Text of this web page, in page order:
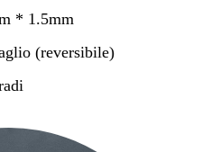
* 1.5mm
(reversibile)